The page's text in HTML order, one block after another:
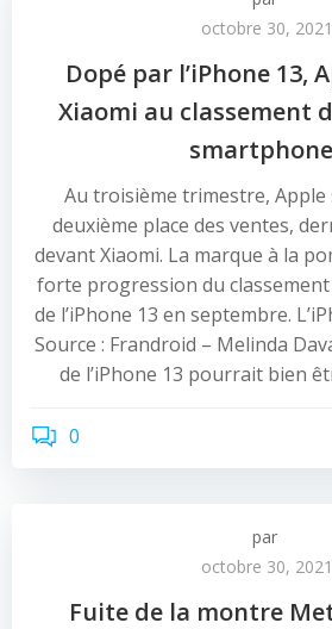
octobre 30, 2021
Dopé par l’iPhone 13,
Xiaomi au classement
Au troisième trimestre, Apple
deuxième place des ventes,
devant Xiaomi. La marque à la
forte progression du
de l’iPhone 13 en septembre.
Source : Frandroid – Melinda
de l’iPhone 13 pourrait bien
0
par
octobre 30, 2021
Fuite de la montre